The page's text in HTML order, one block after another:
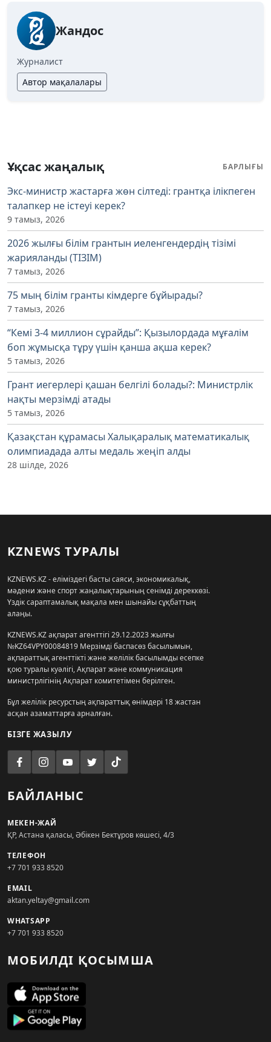
Жандос
Журналист
Автор мақалалары
Ұқсас жаңалық БАРЛЫҒЫ
Экс-министр жастарға жөн сілтеді: грантқа ілікпеген
талапкер не істеуі керек?
9 тамыз, 2026
2026 жылғы білім грантын иеленгендердің тізімі
жарияланды (ТІЗІМ)
7 тамыз, 2026
75 мың білім гранты кімдерге бұйырады?
7 тамыз, 2026
“Кемі 3-4 миллион сұрайды”: Қызылордада мұғалім
боп жұмысқа тұру үшін қанша ақша керек?
5 тамыз, 2026
Грант иегерлері қашан белгілі болады?: Министрлік
нақты мерзімді атады
5 тамыз, 2026
Қазақстан құрамасы Халықаралық математикалық
олимпиадада алты медаль жеңіп алды
28 шілде, 2026
KZNEWS ТУРАЛЫ
KZNEWS.KZ - еліміздегі басты саяси, экономикалық,
мәдени және спорт жаңалықтарының сенімді дереккөзі.
Үздік сараптамалық мақала мен шынайы сұқбаттың
алаңы.
KZNEWS.KZ ақпарат агенттігі 29.12.2023 жылғы
№KZ64VPY00084819 Мерзімді баспасөз басылымын,
ақпараттық агенттікті және желілік басылымды есепке
қою туралы куәлігі, Ақпарат және коммуникация
министрлігінің Ақпарат комитетімен берілген.
Бұл желілік ресурстың ақпараттық өнімдері 18 жастан
асқан азаматтарға арналған.
БІЗГЕ ЖАЗЫЛУ
БАЙЛАНЫС
МЕКЕН-ЖАЙ
ҚР, Астана қаласы, Әбікен Бектұров көшесі, 4/3
ТЕЛЕФОН
+7 701 933 8520
EMAIL
aktan.yeltay@gmail.com
WHATSAPP
+7 701 933 8520
МОБИЛДІ ҚОСЫМША